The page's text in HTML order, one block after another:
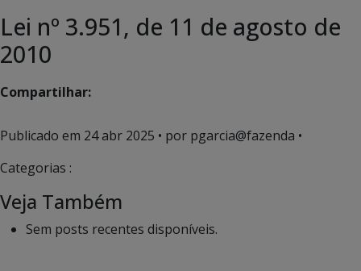
Lei nº 3.951, de 11 de agosto de
2010
Compartilhar:
Publicado em 24 abr 2025 • por pgarcia@fazenda •
Categorias :
Veja Também
Sem posts recentes disponíveis.